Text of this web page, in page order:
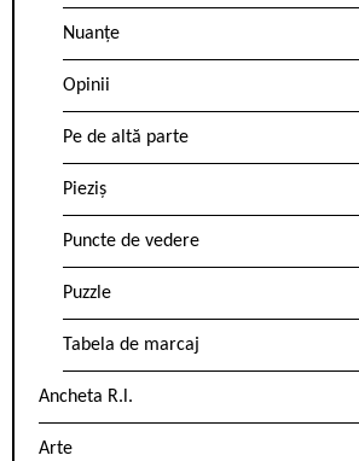
Nuanțe
Opinii
Pe de altă parte
Pieziș
Puncte de vedere
Puzzle
Tabela de marcaj
Ancheta R.l.
Arte